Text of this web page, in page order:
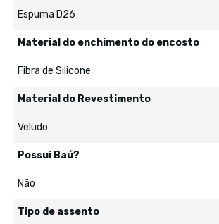
Espuma D26
Material do enchimento do encosto
Fibra de Silicone
Material do Revestimento
Veludo
Possui Baú?
Não
Tipo de assento